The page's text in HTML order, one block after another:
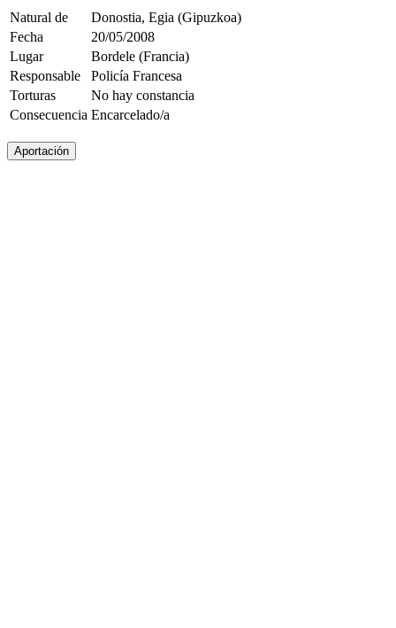
Natural de
Donostia, Egia (Gipuzkoa)
Fecha
20/05/2008
Lugar
Bordele (Francia)
Responsable
Policía Francesa
Torturas
No hay constancia
Consecuencia Encarcelado/a